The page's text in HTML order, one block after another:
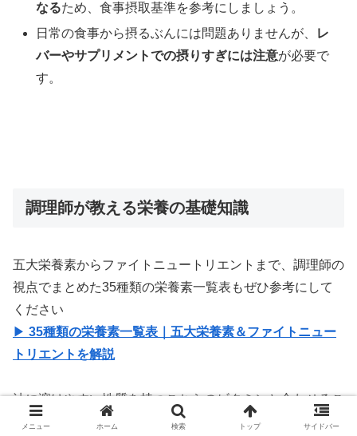
なるため、食事摂取基準を参考にしましょう。
日常の食事から摂るぶんには問題ありませんが、
レ
バーやサプリメントでの摂りすぎには注意が必要で
す。
調理師が教える栄養の基礎知識
五大栄養素からファイトニュートリエントまで、調理師の
視点でまとめた35種類の栄養素一覧表もぜひ参考にして
ください
▶ 35種類の栄養素一覧表｜五大栄養素＆ファイトニュー
トリエントを解説
油に溶けやすい性質を持つこちらのビタミンと合わせるこ
とで、さらに効率よく摂取できます。
▶ ビタミンEの多い
メニュー ホーム 検索 トップ サイドバー